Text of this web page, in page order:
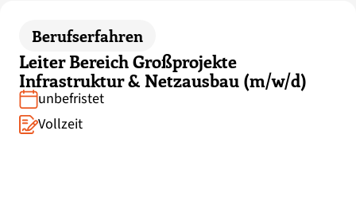
Berufserfahren
Leiter Bereich Großprojekte
Infrastruktur & Netzausbau (m/w/d)
unbefristet
Vollzeit